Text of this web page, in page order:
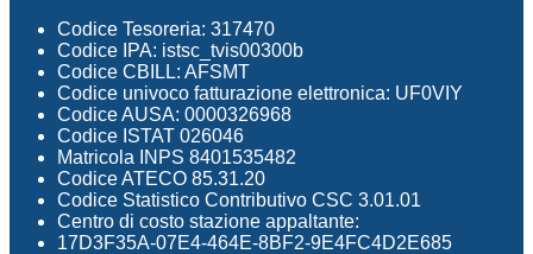
Codice Tesoreria: 317470
Codice IPA: istsc_tvis00300b
Codice CBILL: AFSMT
Codice univoco fatturazione elettronica: UF0VIY
Codice AUSA: 0000326968
Codice ISTAT 026046
Matricola INPS 8401535482
Codice ATECO 85.31.20
Codice Statistico Contributivo CSC 3.01.01
Centro di costo stazione appaltante:
17D3F35A-07E4-464E-8BF2-9E4FC4D2E685